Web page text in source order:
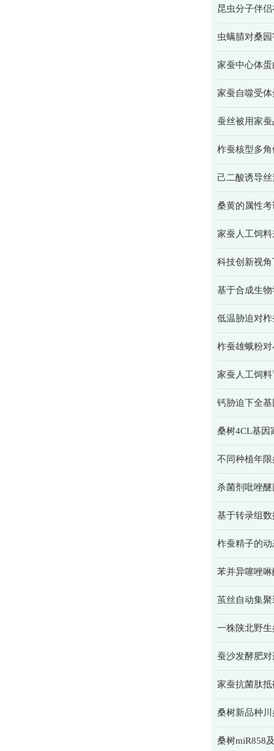
昆虫分子伴
虫螨腈对桑
家蚕中心体
家蚕自噬受
蚕丝被用家
柞蚕核型多
己二酸诱导
桑黄的属性考
家蚕人工饲
科技创新视
基于合成生
低温胁迫对
柞蚕雄蛾粉
家蚕人工饲
钙胁迫下全
桑树4CL基因
不同种植年
杀菌剂吡唑
基于转录组数
柞蚕精子的
苯并异噻唑
茧丝自动集
一株陕北野
蚕沙发酵肥
家蚕抗菌肽
桑树新品种
桑树miR858